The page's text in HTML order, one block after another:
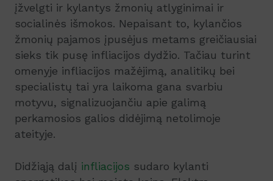
įžvelgti ir kylantys žmonių atlyginimai ir
socialinės išmokos. Nepaisant to, kylančios
žmonių pajamos įpusėjus metams greičiausiai
sieks tik pusę infliacijos dydžio. Tačiau turint
omenyje infliacijos mažėjimą, analitikų bei
specialistų tai yra laikoma gana svarbiu
motyvu, signalizuojančiu apie galimą
perkamosios galios didėjimą netolimoje
ateityje.
Didžiąją dalį infliacijos sudaro kylanti